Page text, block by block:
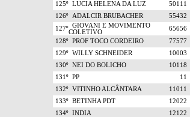
125º LUCIA HELENA DA LUZ 50111
126º ADALCIR BRUBACHER 55432
127º GIOVANI E MOVIMENTO
COLETIVO
65656
128º PROF TOCO CORDEIRO 77577
129º WILLY SCHNEIDER 10003
130º NEI DO BOLICHO 10118
131º PP 11
132º VITINHO ALCÂNTARA 11011
133º BETINHA PDT 12022
134º INDIA 12122